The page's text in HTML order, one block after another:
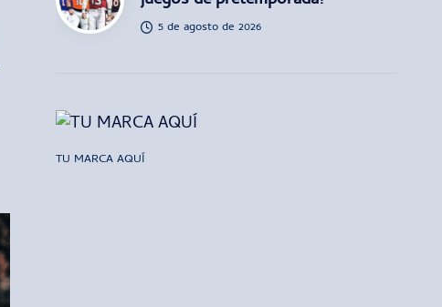
5 de agosto de 2026
TU MARCA AQUÍ